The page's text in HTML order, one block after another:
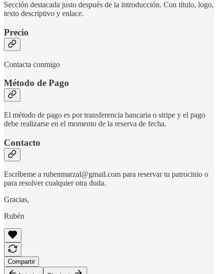
Sección destacada justo después de la introducción. Con título, logo,
texto descriptivo y enlace.
Precio
Contacta conmigo
Método de Pago
El método de pago es por transferencia bancaria o stripe y el pago
debe realizarse en el momento de la reserva de fecha.
Contacto
Escríbeme a rubenmarzal@gmail.com para reservar tu patrocinio o
para resolver cualquier otra duda.
Gracias,
Rubén
Compartir